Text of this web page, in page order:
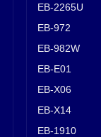
EB-2265U
EB-972
EB-982W
EB-E01
EB-X06
EB-X14
EB-1910